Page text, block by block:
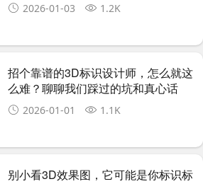
2026-01-03 1.2K
招个靠谱的3D标识设计师，怎么就这
么难？聊聊我们踩过的坑和真心话
2026-01-01 1.1K
别小看3D效果图，它可能是你标识标